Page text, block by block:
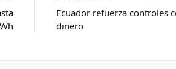
Ecuador refuerza controles
dinero